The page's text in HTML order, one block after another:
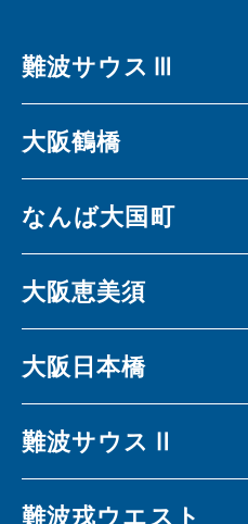
難波サウスⅢ
大阪鶴橋
なんば大国町
大阪恵美須
大阪日本橋
難波サウスⅡ
難波戎ウエスト